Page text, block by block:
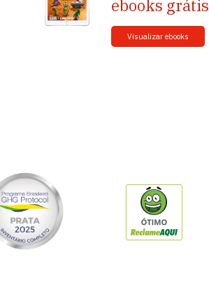
ebooks grátis
Visualizar ebooks